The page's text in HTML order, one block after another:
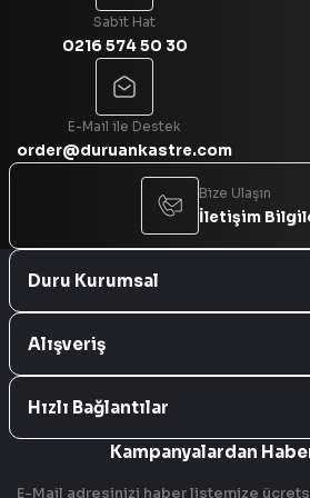
Sabit Hat
0216 574 50 30
E-Mail ile Destek
order@duruankastre.com
Bize Ulaşın
İletişim
Duru Kurumsal
Alışveriş
Hızlı Bağlantılar
Kampanyalardan
E-Mail adresinizi haber listemize